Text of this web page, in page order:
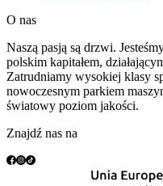
O nas
Naszą pasją są drzwi.
polskim kapitałem,
Zatrudniamy wysokiej klasy
nowoczesnym parkiem
światowy poziom jakości.
Znajdź nas na